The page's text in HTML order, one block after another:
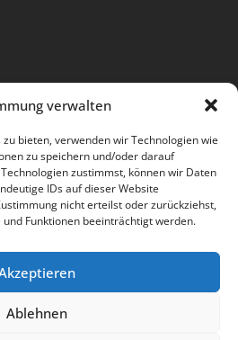
verwalten
bieten, verwenden wir Technologien wie
zu speichern und/oder darauf
zustimmst, können wir Daten
IDs auf dieser Website
nicht erteilst oder zurückziehst,
Funktionen beeinträchtigt werden.
Ablehnen
14.00 – 18.00 Uhr